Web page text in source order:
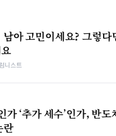
아 고민이세요? 그렇다
니스트
가 ‘추가 세수’인가, 반도
란